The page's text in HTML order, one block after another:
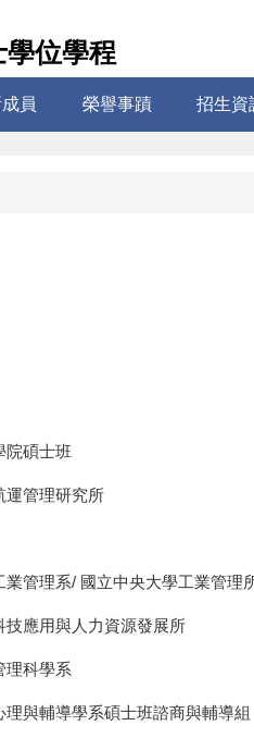
位學程
員 榮譽事蹟 招生資
院碩士班
運管理研究所
管理系/ 國立中央大學工業管
技應用與人力資源發展所
理科學系
與輔導學系碩士班諮商與輔導組